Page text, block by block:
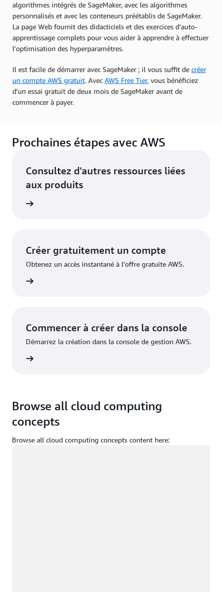
algorithmes intégrés de SageMaker, avec les algorithmes
personnalisés et avec les conteneurs préétablis de SageMaker.
La page Web fournit des didacticiels et des exercices d'auto-
apprentissage complets pour vous aider à apprendre à effectuer
l'optimisation des hyperparamètres.
Il est facile de démarrer avec SageMaker ; il vous suffit de créer
un compte AWS gratuit. Avec AWS Free Tier, vous bénéficiez
d'un essai gratuit de deux mois de SageMaker avant de
commencer à payer.
Prochaines étapes avec AWS
Consultez d'autres ressources liées
aux produits
Créer gratuitement un compte
Obtenez un accès instantané à l’offre gratuite AWS.
Commencer à créer dans la console
Démarrez la création dans la console de gestion AWS.
Browse all cloud computing
concepts
Browse all cloud computing concepts content here: